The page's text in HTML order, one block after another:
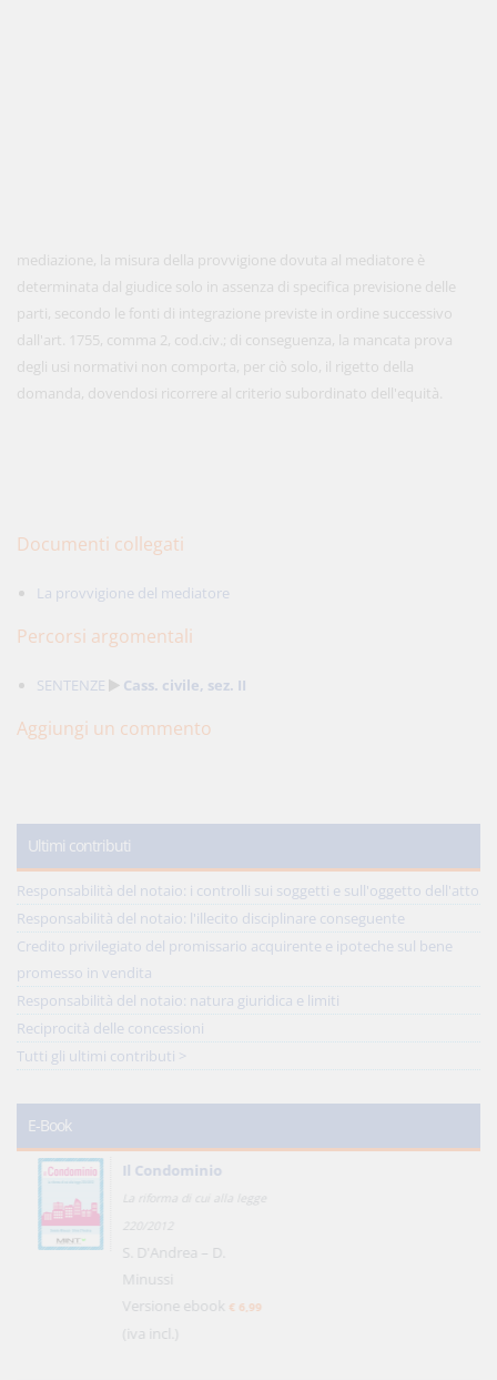
mediazione, la misura della provvigione dovuta al mediatore è
determinata dal giudice solo in assenza di specifica previsione delle
parti, secondo le fonti di integrazione previste in ordine successivo
dall'art. 1755, comma 2, cod.civ.; di conseguenza, la mancata prova
degli usi normativi non comporta, per ciò solo, il rigetto della
domanda, dovendosi ricorrere al criterio subordinato dell'equità.
Documenti collegati
La provvigione del mediatore
Percorsi argomentali
SENTENZE Cass. civile, sez. II
Aggiungi un commento
Ultimi contributi
Responsabilità del notaio: i controlli sui soggetti e sull'oggetto dell'atto
Responsabilità del notaio: l'illecito disciplinare conseguente
Credito privilegiato del promissario acquirente e ipoteche sul bene
promesso in vendita
Responsabilità del notaio: natura giuridica e limiti
Reciprocità delle concessioni
Tutti gli ultimi contributi >
E-Book
Il Condominio
La riforma di cui alla legge
220/2012
S. D'Andrea – D.
Minussi
Versione ebook € 6,99
(iva incl.)